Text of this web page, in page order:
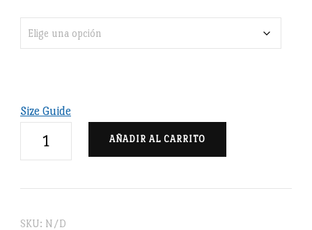
Size Guide
unisex
AÑADIR AL CARRITO
SKU: N/D